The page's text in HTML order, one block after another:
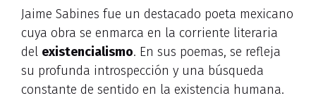
Jaime Sabines fue un destacado poeta mexicano
cuya obra se enmarca en la corriente literaria
del existencialismo. En sus poemas, se refleja
su profunda introspección y una búsqueda
constante de sentido en la existencia humana.